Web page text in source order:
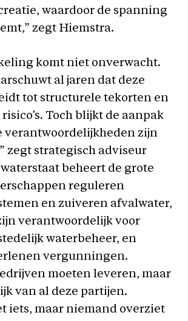
waardoor de spanning
zegt Hiemstra.
komt niet onverwacht.
al jaren dat deze
tot structurele tekorten en
Toch blijkt de aanpak
verantwoordelijkheden zijn
zegt strategisch adviseur
beheert de grote
reguleren
en zuiveren afvalwater,
verantwoordelijk voor
waterbeheer, en
vergunningen.
moeten leveren, maar
van al deze partijen.
iets, maar niemand overziet